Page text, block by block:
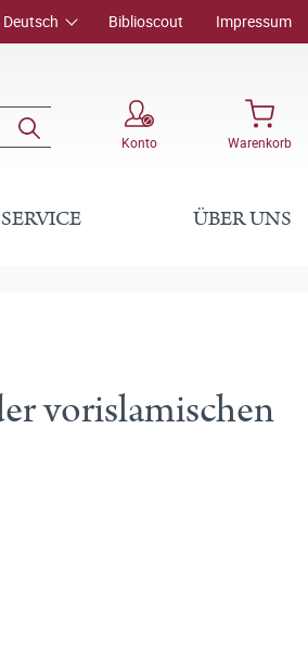
Deutsch Biblioscout Impressum
Konto Warenkorb
SERVICE ÜBER UNS
vorislamischen